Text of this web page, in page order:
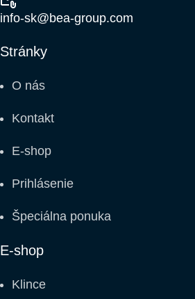
info-sk@bea-group.com
Stránky
O nás
Kontakt
E-shop
Prihlásenie
Špeciálna ponuka
E-shop
Klince